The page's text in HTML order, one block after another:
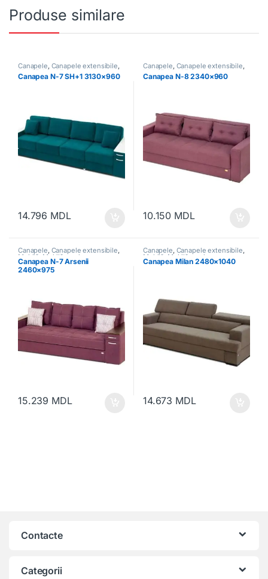
Produse similare
Canapele, Canapele extensibile,
Mobilă Mobilă moale
Canapea N-7 SH+1 3130×960
14.796 MDL
Canapele, Canapele extensibile,
Mobilă Mobilă moale
Canapea N-8 2340×960
10.150 MDL
Canapele, Canapele extensibile,
Mobilă Mobilă moale
Canapea N-7 Arsenii
2460×975
15.239 MDL
Canapele, Canapele extensibile,
Mobilă Mobilă moale
Canapea Milan 2480×1040
14.673 MDL
Contacte
Categorii